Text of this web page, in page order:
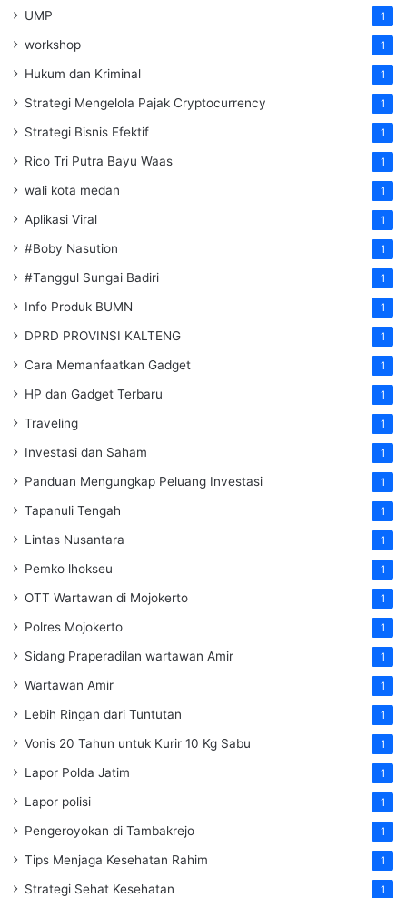
UMP 1
workshop 1
Hukum dan Kriminal 1
Strategi Mengelola Pajak Cryptocurrency 1
Strategi Bisnis Efektif 1
Rico Tri Putra Bayu Waas 1
wali kota medan 1
Aplikasi Viral 1
#Boby Nasution 1
#Tanggul Sungai Badiri 1
Info Produk BUMN 1
DPRD PROVINSI KALTENG 1
Cara Memanfaatkan Gadget 1
HP dan Gadget Terbaru 1
Traveling 1
Investasi dan Saham 1
Panduan Mengungkap Peluang Investasi 1
Tapanuli Tengah 1
Lintas Nusantara 1
Pemko lhokseu 1
OTT Wartawan di Mojokerto 1
Polres Mojokerto 1
Sidang Praperadilan wartawan Amir 1
Wartawan Amir 1
Lebih Ringan dari Tuntutan 1
Vonis 20 Tahun untuk Kurir 10 Kg Sabu 1
Lapor Polda Jatim 1
Lapor polisi 1
Pengeroyokan di Tambakrejo 1
Tips Menjaga Kesehatan Rahim 1
Strategi Sehat Kesehatan 1